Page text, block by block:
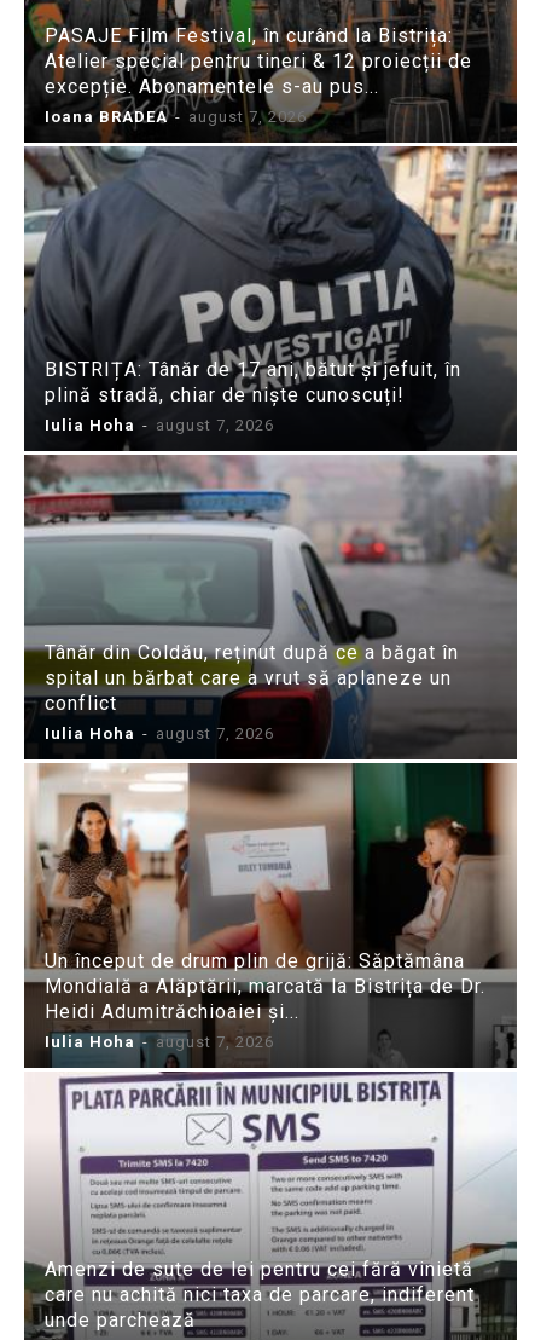
PASAJE Film Festival, în curând la Bistrița:
Atelier special pentru tineri & 12 proiecții de
excepție. Abonamentele s-au pus...
Ioana BRADEA - august 7, 2026
BISTRIȚA: Tânăr de 17 ani, bătut și jefuit, în
plină stradă, chiar de niște cunoscuți!
Iulia Hoha - august 7, 2026
Tânăr din Coldău, reținut după ce a băgat în
spital un bărbat care a vrut să aplaneze un
conflict
Iulia Hoha - august 7, 2026
Un început de drum plin de grijă: Săptămâna
Mondială a Alăptării, marcată la Bistrița de Dr.
Heidi Adumitrăchioaiei și...
Iulia Hoha - august 7, 2026
Amenzi de sute de lei pentru cei fără vinietă
care nu achită nici taxa de parcare, indiferent
unde parchează